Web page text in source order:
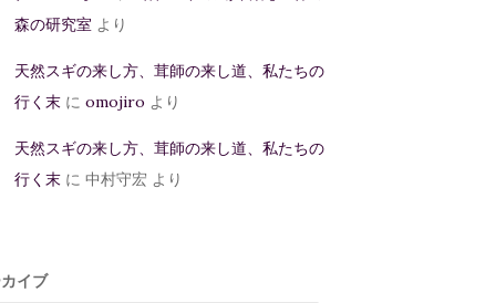
森の研究室 より
天然スギの来し方、茸師の来し道、私たちの
行く末に omojiro より
天然スギの来し方、茸師の来し道、私たちの
行く末に 中村守宏 より
イブ